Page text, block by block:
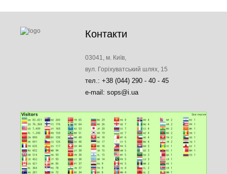
Контакти
03041, м. Київ,
вул. Горіхуватський шлях, 15
тел.: +38 (044) 290 - 40 - 45
e-mail: sops@i.ua